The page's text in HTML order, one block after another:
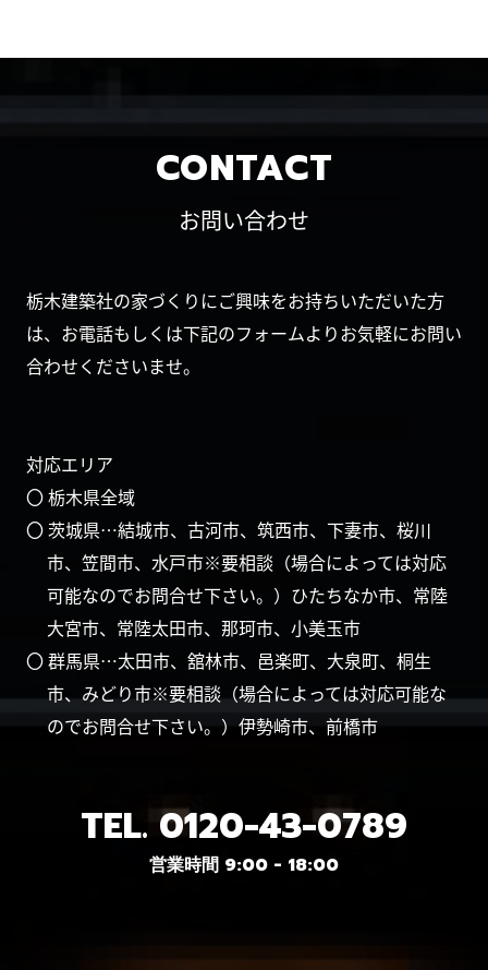
CONTACT
お問い合わせ
栃木建築社の家づくりにご興味をお持ちいただいた方
は、お電話もしくは下記のフォームよりお気軽にお問い
合わせくださいませ。
対応エリア
〇 栃木県全域
〇 茨城県…結城市、古河市、筑西市、下妻市、桜川
市、笠間市、水戸市※要相談（場合によっては対応
可能なのでお問合せ下さい。）ひたちなか市、常陸
大宮市、常陸太田市、那珂市、小美玉市
〇 群馬県…太田市、舘林市、邑楽町、大泉町、桐生
市、みどり市※要相談（場合によっては対応可能な
のでお問合せ下さい。）伊勢崎市、前橋市
TEL. 0120-43-0789
営業時間 9:00 - 18:00